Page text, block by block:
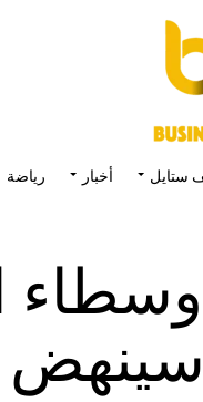
ستايل أخبار رياضة